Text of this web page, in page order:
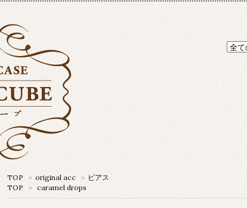
TOP > original acc > ピアス
TOP
> caramel drops